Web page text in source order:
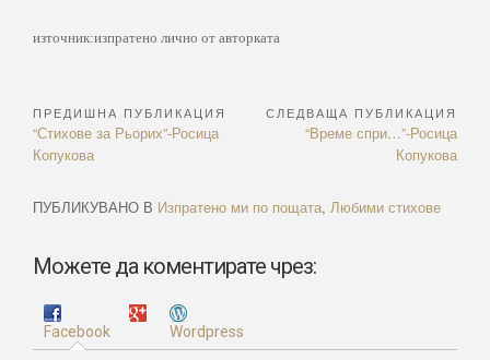
източник:изпратено лично от авторката
Навигация
ПРЕДИШНА ПУБЛИКАЦИЯ
Previous
Article:
“Стихове за Рьорих”-Росица
Копукова
СЛЕДВАЩА ПУБЛИКАЦИЯ
Next
“Време спри…”-Росица
Копукова
ПУБЛИКУВАНО В Изпратено ми по пощата, Любими стихове
Можете да коментирате чрез:
Facebook Wordpress